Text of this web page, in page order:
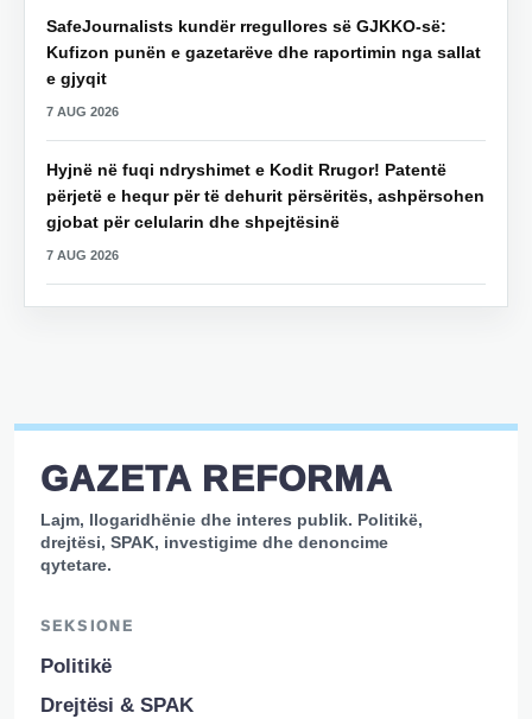
SafeJournalists kundër rregullores së GJKKO-së:
Kufizon punën e gazetarëve dhe raportimin nga sallat
e gjyqit
7 AUG 2026
Hyjnë në fuqi ndryshimet e Kodit Rrugor! Patentë
përjetë e hequr për të dehurit përsëritës, ashpërsohen
gjobat për celularin dhe shpejtësinë
7 AUG 2026
GAZETA REFORMA
Lajm, llogaridhënie dhe interes publik. Politikë,
drejtësi, SPAK, investigime dhe denoncime
qytetare.
SEKSIONE
Politikë
Drejtësi & SPAK